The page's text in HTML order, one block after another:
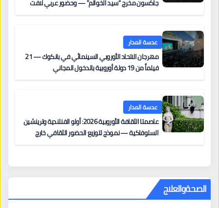
جاكسون مخرج “سيد الخواتم” — وحضور عربي لافت
عدسة المدار
مهرجان الاتحاد الأوروبي السينمائي في بانكوك — 21
فيلماً من 19 دولة أوروبية بالدخول المجاني
عدسة المدار
عاصمتا الثقافة الأوروبية 2026: أولو الفنلندية وترينشين
السلوفاكية — نموذج لتوزيع الحضور الثقافي خارج
الصحةوالعلاج